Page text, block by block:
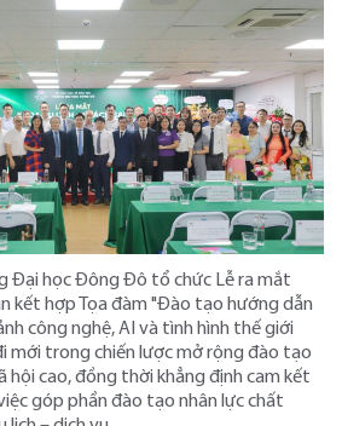
Đại học Đông Đô tổ chức Lễ ra mắt
kết hợp Tọa đàm "Đào tạo hướng dẫn
công nghệ, AI và tình hình thế giới
mới trong chiến lược mở rộng đào tạo
hội cao, đồng thời khẳng định cam kết
góp phần đào tạo nhân lực chất